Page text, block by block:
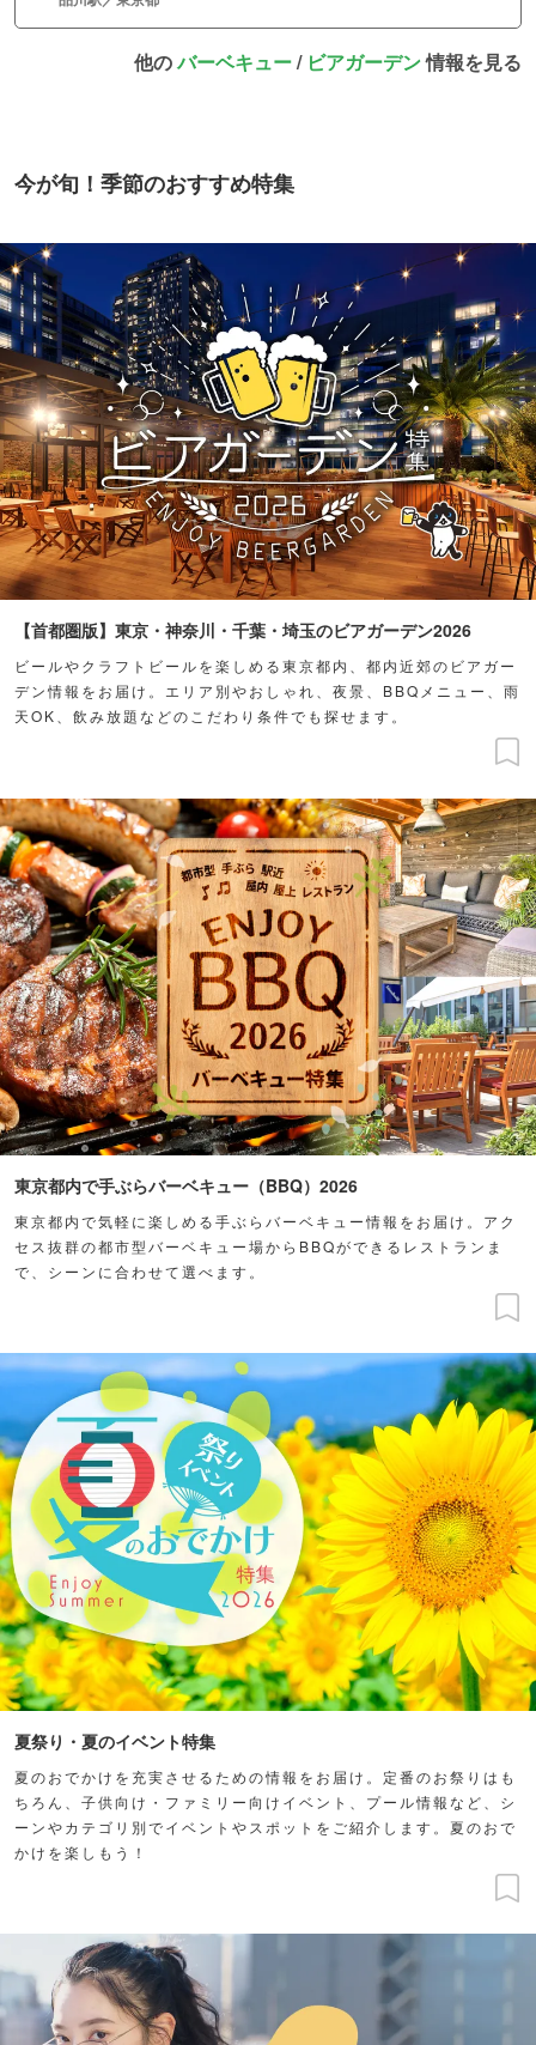
他のバーベキュー/ ビアガーデン情報を見る
今が旬！季節のおすすめ特集
【首都圏版】東京・神奈川・千葉・埼玉のビアガーデン2026
ビールやクラフトビールを楽しめる東京都内、都内近郊のビアガー
デン情報をお届け。エリア別やおしゃれ、夜景、BBQメニュー、雨
天OK、飲み放題などのこだわり条件でも探せます。
東京都内で手ぶらバーベキュー（BBQ）2026
東京都内で気軽に楽しめる手ぶらバーベキュー情報をお届け。アク
セス抜群の都市型バーベキュー場からBBQができるレストランま
で、シーンに合わせて選べます。
夏祭り・夏のイベント特集
夏のおでかけを充実させるための情報をお届け。定番のお祭りはも
ちろん、子供向け・ファミリー向けイベント、プール情報など、シ
ーンやカテゴリ別でイベントやスポットをご紹介します。夏のおで
かけを楽しもう！